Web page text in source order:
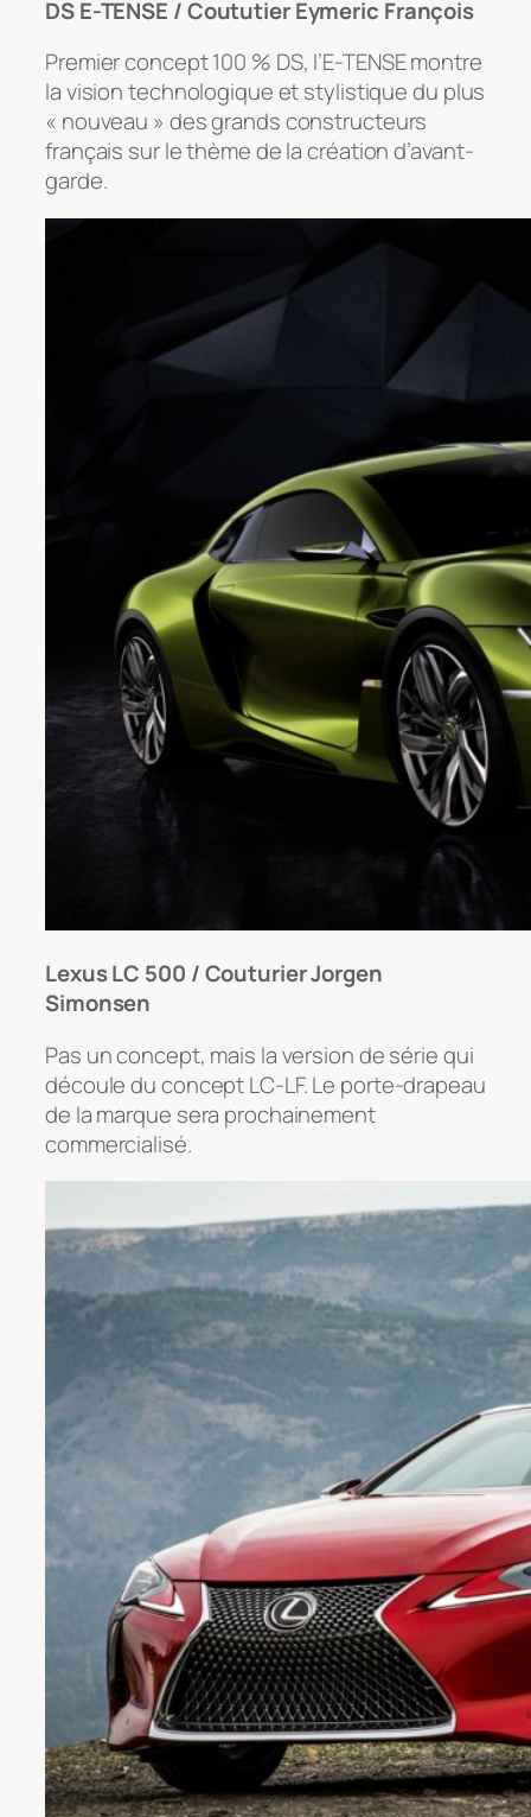
DS E-TENSE / Coututier Eymeric François
Premier concept 100 % DS, l’E-TENSE montre
la vision technologique et stylistique du plus
« nouveau » des grands constructeurs
français sur le thème de la création d’avant-
garde.
Lexus LC 500 / Couturier Jorgen
Simonsen
Pas un concept, mais la version de série qui
découle du concept LC-LF. Le porte-drapeau
de la marque sera prochainement
commercialisé.